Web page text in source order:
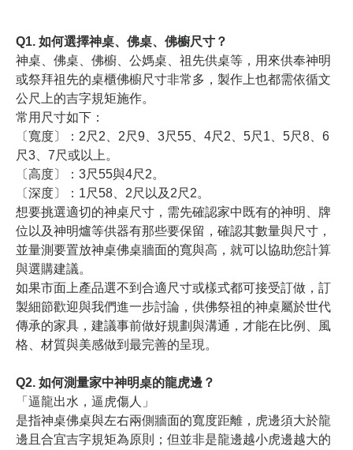
Q1. 如何選擇神桌、佛桌、佛櫥尺寸？
神桌、佛桌、佛櫥、公媽桌、祖先供桌等，用來供奉神明
或祭拜祖先的桌櫃佛櫥尺寸非常多，製作上也都需依循文
公尺上的吉字規矩施作。
常用尺寸如下：
〔寬度〕：2尺2、2尺9、3尺55、4尺2、5尺1、5尺8、6
尺3、7尺或以上。
〔高度〕：3尺55與4尺2。
〔深度〕：1尺58、2尺以及2尺2。
想要挑選適切的神桌尺寸，需先確認家中既有的神明、牌
位以及神明爐等供器有那些要保留，確認其數量與尺寸，
並量測要置放神桌佛桌牆面的寬與高，就可以協助您計算
與選購建議。
如果市面上產品選不到合適尺寸或樣式都可接受訂做，訂
製細節歡迎與我們進一步討論，供佛祭祖的神桌屬於世代
傳承的家具，建議事前做好規劃與溝通，才能在比例、風
格、材質與美感做到最完善的呈現。
Q2. 如何測量家中神明桌的龍虎邊？
「逼龍出水，逼虎傷人」
是指神桌佛桌與左右兩側牆面的寬度距離，虎邊須大於龍
邊且合宜吉字規矩為原則；但並非是龍邊越小虎邊越大的